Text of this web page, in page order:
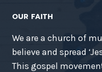
OUR FAITH
We are a church of
believe and spread
This gospel